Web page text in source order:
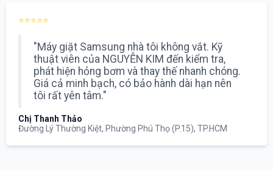
⭐⭐⭐⭐⭐
"Máy giặt Samsung nhà tôi không vắt. Kỹ
thuật viên của NGUYỄN KIM đến kiểm tra,
phát hiện hỏng bơm và thay thế nhanh chóng.
Giá cả minh bạch, có bảo hành dài hạn nên
tôi rất yên tâm."
Chị Thanh Thảo
Đường Lý Thường Kiệt, Phường Phú Thọ (P.15), TP.HCM